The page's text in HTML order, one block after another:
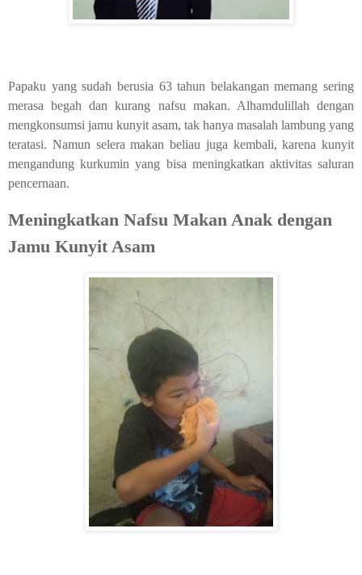
Papaku yang sudah berusia 63 tahun belakangan memang sering
merasa begah dan kurang nafsu makan. Alhamdulillah dengan
mengkonsumsi jamu kunyit asam, tak hanya masalah lambung yang
teratasi. Namun selera makan beliau juga kembali, karena kunyit
mengandung kurkumin yang bisa meningkatkan aktivitas saluran
pencernaan.
Meningkatkan Nafsu Makan Anak dengan
Jamu Kunyit Asam